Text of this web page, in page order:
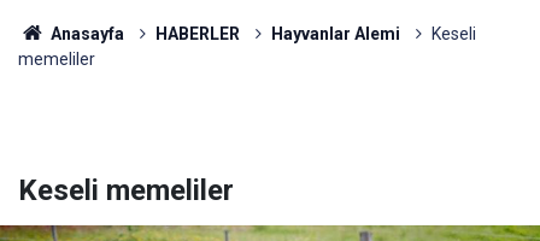
Anasayfa HABERLER Hayvanlar Alemi
Keseli
memeliler
Keseli memeliler